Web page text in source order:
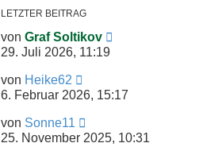
LETZTER BEITRAG
von Graf Soltikov
29. Juli 2026, 11:19
von Heike62
6. Februar 2026, 15:17
von Sonne11
25. November 2025, 10:31